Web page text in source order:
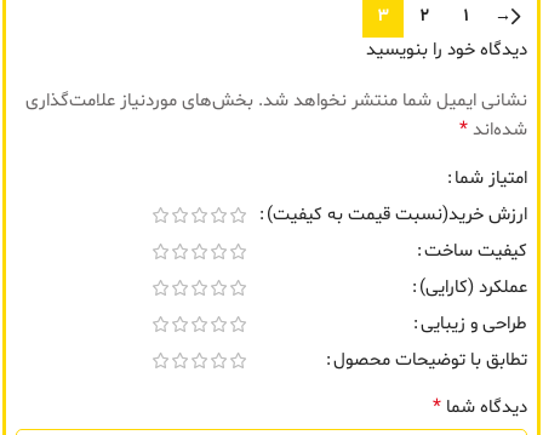
→
1
2
3
دیدگاه خود را بنویسید
نشانی ایمیل شما منتشر نخواهد شد. بخش‌های موردنیاز علامت‌گذاری
شده‌اند*
امتیاز شما
ارزش خرید(نسبت قیمت به کیفیت)
کیفیت ساخت
عملکرد (کارایی)
طراحی و زیبایی
تطابق با توضیحات محصول
دیدگاه شما *